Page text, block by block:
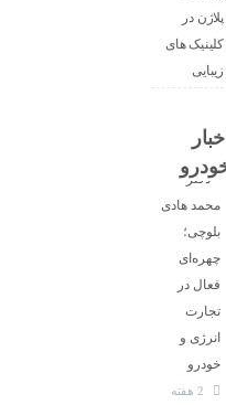
پلاژن در
کلینیک های
زیبایی
اخبار
دکتر
محمد هادی
بلوچی؛
چهره‌ای
فعال در
تجارت
انرژی و
خودرو